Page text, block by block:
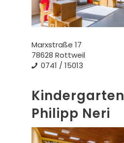
Marxstraße 17
78628 Rottweil
0741 / 15013
Kindergarten
Philipp Neri